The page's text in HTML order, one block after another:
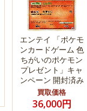
エンテイ 「ポケモ
ンカードゲーム 色
ちがいのポケモン
プレゼント」キャ
ンペーン 開封済み
買取価格
36,000円